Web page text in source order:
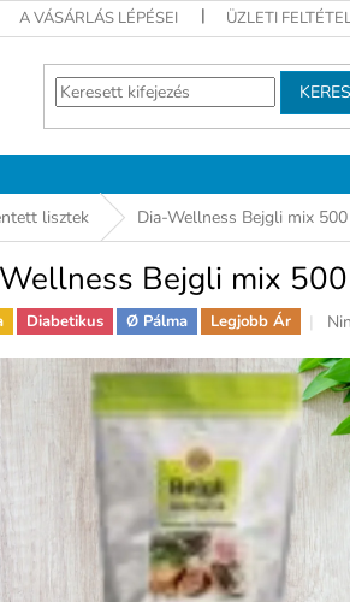
A VÁSÁRLÁS LÉPÉSEI ÜZLETI
lisztek Dia-Wellness Bejgli mix
Bejgli mix
Diabetikus Ø Pálma Legjobb Ár
A
5-
ből
0,0